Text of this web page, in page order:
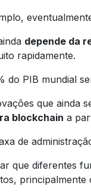
depende da
rapidamente.
do PIB mundial
que ainda
blockchain a
de
que diferentes
principalmente